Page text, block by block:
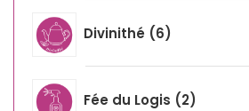
Divinithé 6
Fée du Logis 2